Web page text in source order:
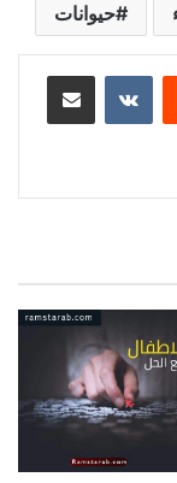
حيوانات
مشاركة عبر البريد